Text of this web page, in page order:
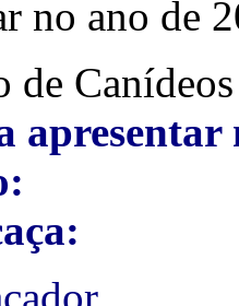
no ano de
de Canídeos